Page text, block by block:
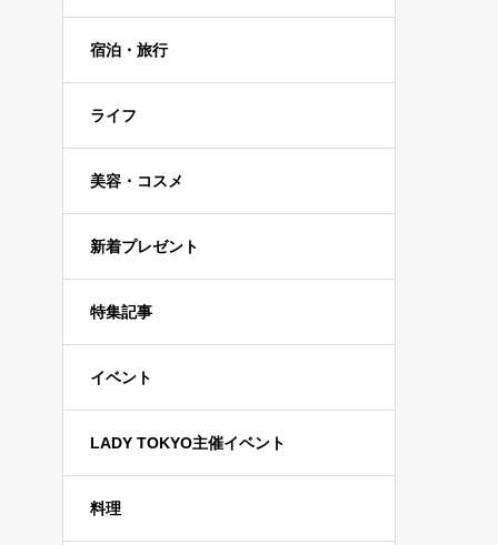
宿泊・旅行
ライフ
美容・コスメ
新着プレゼント
特集記事
イベント
LADY TOKYO主催イベント
料理